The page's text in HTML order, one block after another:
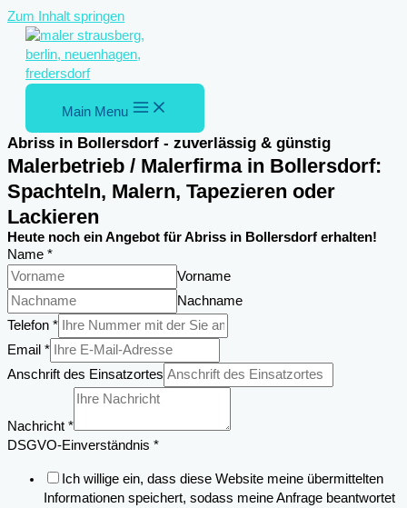
Zum Inhalt springen
Main Menu
Abriss in Bollersdorf - zuverlässig & günstig
Malerbetrieb / Malerfirma in Bollersdorf:
Spachteln, Malern, Tapezieren oder
Lackieren
Heute noch ein Angebot für Abriss in Bollersdorf erhalten!
Name *
Vorname
Nachname
Anschrift
Nachricht
Telefon *
Email *
Anschrift des Einsatzortes
Nachricht *
DSGVO-Einverständnis *
Ich willige ein, dass diese Website meine übermittelten
Informationen speichert, sodass meine Anfrage beantwortet